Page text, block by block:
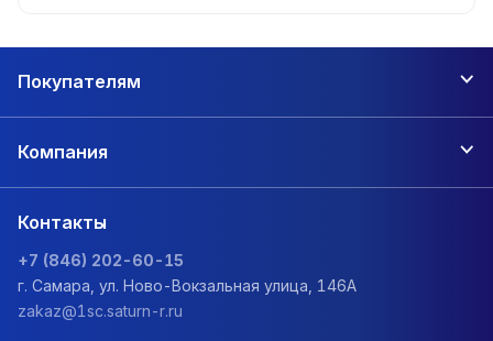
Покупателям
Компания
Контакты
+7 (846) 202-60-15
г. Самара, ул. Ново-Вокзальная улица, 146А
zakaz@1sc.saturn-r.ru